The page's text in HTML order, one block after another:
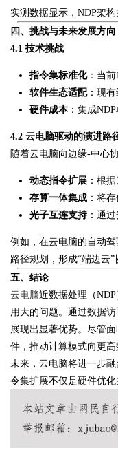
实测数据显示，NDP架
四、挑战与未来发展方向
4.1 技术挑战
指令集标准化：当前
软件生态适配：现
硬件成本：集成
4.2 云电脑驱动的演进路
随着云电脑向边缘-中心
动态指令扩展 ：根
存算一体集成 ：将
光子互连支持：通过
例如，在云电脑的自动
路径规划，形成“端边云”
五、结论
云电脑近数据处理（
用大的问题。通过数据
展现出显著优势。尽管
件，推动计算模式向更高
未来，云电脑将进一步
令集扩展不仅是硬件优